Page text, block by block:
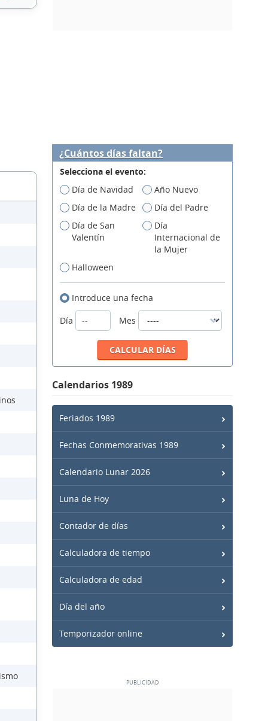
¿Cuántos días faltan?
Selecciona el evento:
Día de Navidad
Año Nuevo
Día de la Madre
Día del Padre
Día de San
Valentín
Día
Internacional de
la Mujer
Halloween
Introduce una fecha
Día
Mes
Calendarios 1989
Feriados 1989
Fechas Conmemorativas 1989
Calendario Lunar 2026
Luna de Hoy
Contador de días
Calculadora de tiempo
Calculadora de edad
Día del año
Temporizador online